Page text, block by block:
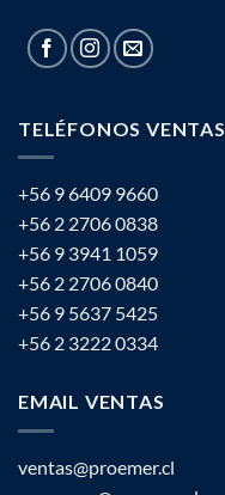
TELÉFONOS VENTAS
+56 9 6409 9660
+56 2 2706 0838
+56 9 3941 1059
+56 2 2706 0840
+56 9 5637 5425
+56 2 3222 0334
EMAIL VENTAS
ventas@proemer.cl